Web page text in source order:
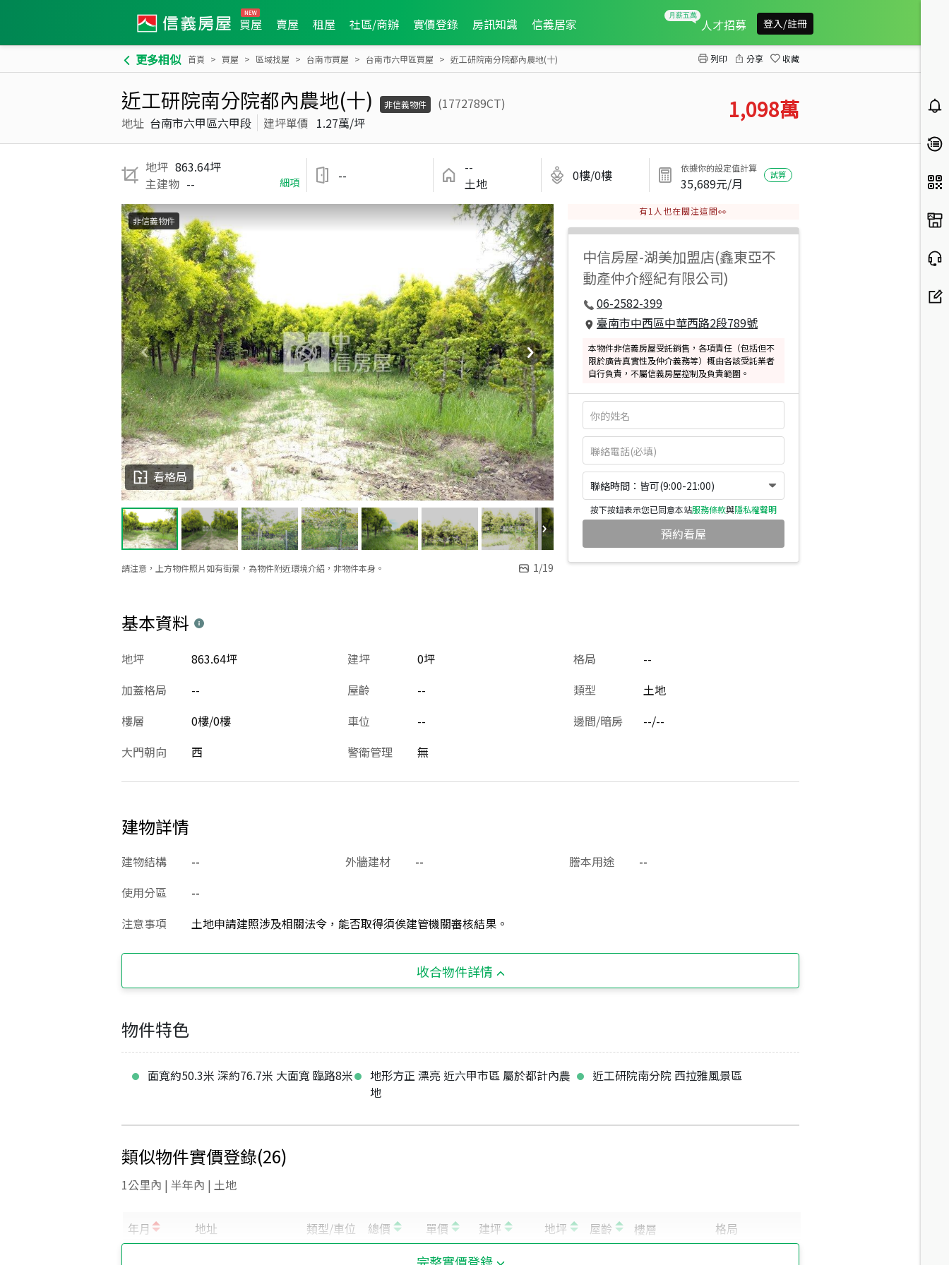
買屋 賣屋 租屋 社區/商辦 實價登錄 房訊知識 信義居家 人才招募 登入/註冊
更多相似 首頁 買屋 區域找屋 台南市買屋 台南市六甲區買屋 近工研院南分院都內農地(十) 列印 分享 收藏
近工研院南分院都內農地(十) 非信義物件
(1772789CT)
地址 台南市六甲區六甲段 建坪單價 1.27萬/坪 1,098萬
地坪 863.64坪
主建物 -- 細項 --
--
土地
0樓/0樓 依據你的設定值計算
35,689元/月
試算
請注意，上方物件照片如有街景，為物件附近環境介紹，非物件本身。 1/19
看格局
非信義物件
有1 人也在關注這間👀
中信房屋-湖美加盟店(鑫東亞不
動產仲介經紀有限公司)
06-2582-399
臺南市中西區中華西路2段789號
本物件非信義房屋受託銷售，各項責任（包括但不
限於廣告真實性及仲介義務等）概由各該受託業者
自行負責，不屬信義房屋控制及負責範圍。
聯絡時間：皆可(9:00-21:00)
按下按鈕表示您已同意本站服務條款與隱私權聲明
預約看屋
基本資料
建坪 0坪
地坪 863.64坪 格局
--
加蓋格局
-- 屋齡 -- 類型
土地
樓層
0樓/0樓 車位 -- 邊間/暗房
--/--
大門朝向
西 警衛管理 無
建物詳情
建物結構 -- 外牆建材 -- 謄本用途
--
使用分區
--
注意事項
土地申請建照涉及相關法令，能否取得須俟建管機關審核結果。
收合物件詳情
物件特色
面寬約50.3米 深約76.7米 大面寬 臨路8米
地形方正 漂亮 近六甲市區 屬於都計內農
地
近工研院南分院 西拉雅風景區
類似物件實價登錄(26)
1公里內 | 半年內 | 土地